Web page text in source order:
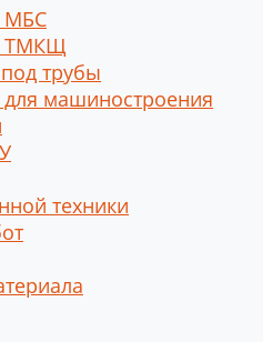
МБС
ТМКЩ
трубы
машиностроения
техники